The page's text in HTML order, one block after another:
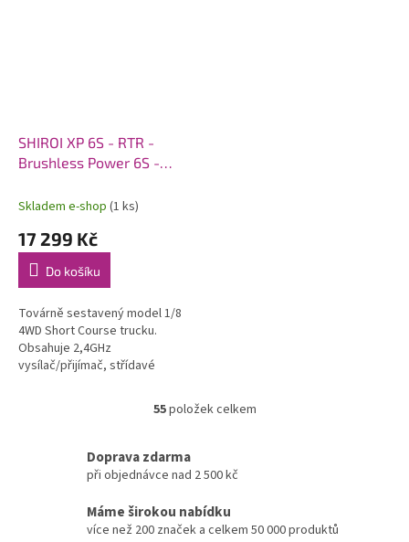
SHIROI XP 6S - RTR -
Brushless Power 6S -
Skladem e-shop (1 ks)
17 299 Kč
Do košíku
Továrně sestavený model 1/8
4WD Short Course trucku.
Obsahuje 2,4GHz
vysílač/přijímač, střídavé
O
á
a
c
55položek celkem
Doprava zdarma
při objednávce nad 2 500 kč
Máme širokou nabídku
více než 200 značek a celkem 50 000 produktů